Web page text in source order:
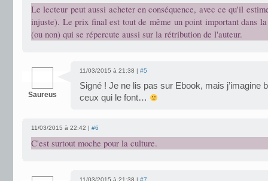
Le lecteur peut aussi acheter en conséquence, avec ce qu'il
injuste). Le prix final est tout de même un point important dans
(ou non) qui se répercute aussi sur la rétribution de l'auteur.
Saureus
11/03/2015 à 21:38 | #5
Signé ! Je ne lis pas sur Ebook, mais j’imagine
ceux qui le font…
11/03/2015 à 22:42 | #6
C'est surtout moche pour la culture.
11/03/2015 à 21:38 | #7